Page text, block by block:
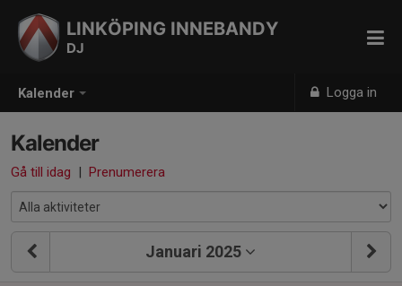
Kalender Logga in
LINKÖPING INNEBANDY
DJ
Kalender
Gå till idag | Prenumerera
Januari 2025